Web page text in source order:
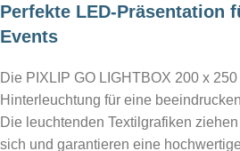
Perfekte LED-Präsentation
Events
Die PIXLIP GO LIGHTBOX 200 x
Hinterleuchtung für eine
Die leuchtenden Textilgrafiken
sich und garantieren eine